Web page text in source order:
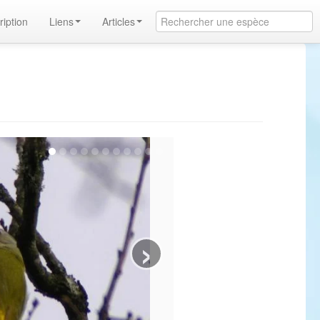
Liens Articles
›